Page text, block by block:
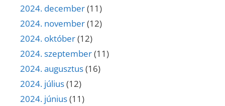
2024. december(11)
2024. november(12)
2024. október(12)
2024. szeptember(11)
2024. augusztus(16)
2024. július(12)
2024. június(11)